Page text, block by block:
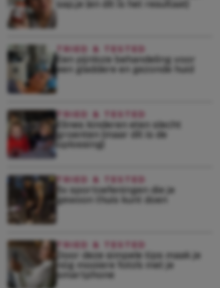
sap.je (en dít is het resultaat)
TRIED & TESTED
Een pijnloze behandeling voor
een gladdere en gezonde huid
TRIED & TESTED
Elines kinderen eten slecht
groenten (maar dít is de
oplossing)
TRIED & TESTED
5x sportoefeningen die je
gewoon thuis kunt doen
TRIED & TESTED
Door deze simpele tips maak je
nóg mooiere foto’s met je
smartphone